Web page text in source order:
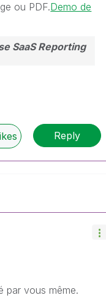
ou PDF.Demo de
SaaS Reporting
Reply
par vous même.